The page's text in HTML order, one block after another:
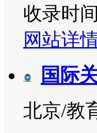
收录时
网站详
国际
北京/教